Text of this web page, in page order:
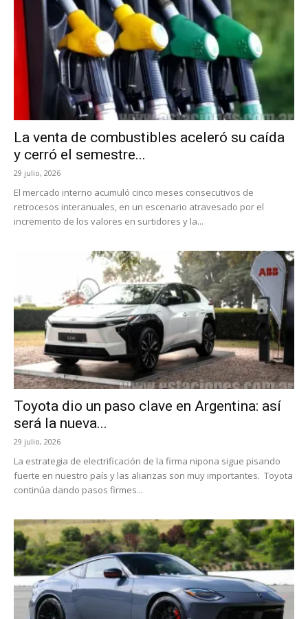
La venta de combustibles aceleró su caída
y cerró el semestre...
29 julio, 2026
El mercado interno acumuló cinco meses consecutivos de
retrocesos interanuales, en un escenario atravesado por el
incremento de los valores en surtidores y la...
Toyota dio un paso clave en Argentina: así
será la nueva...
29 julio, 2026
La estrategia de electrificación de la firma nipona sigue pisando
fuerte en nuestro país y las alianzas son muy importantes. Toyota
continúa dando pasos firmes...